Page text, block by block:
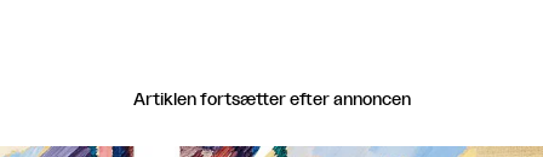
Artiklen fortsætter efter annoncen